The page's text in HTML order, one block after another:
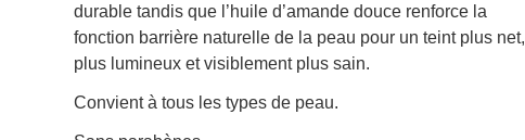
durable tandis que l’huile d’amande douce renforce la
fonction barrière naturelle de la peau pour un teint plus net,
plus lumineux et visiblement plus sain.
Convient à tous les types de peau.